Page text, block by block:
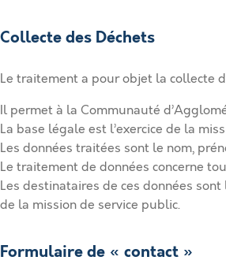
Collecte des Déchets
Le traitement a pour objet la collecte
Il permet à la Communauté
La base légale est l’exercice de la
Les données traitées sont le nom,
Le traitement de données concerne
Les destinataires de ces données
de la mission de service public.
Formulaire de « contact »